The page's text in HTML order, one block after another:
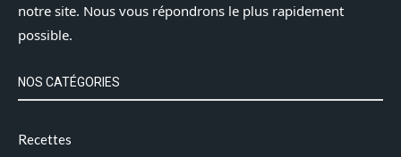
notre site. Nous vous répondrons le plus rapidement
possible.
NOS CATÉGORIES
Recettes